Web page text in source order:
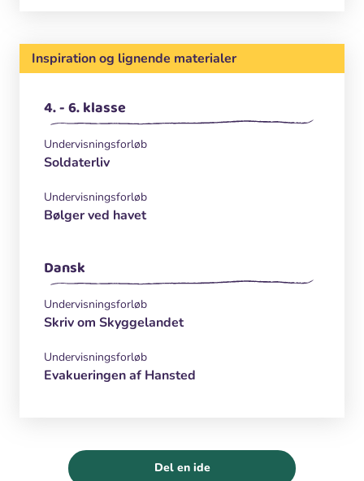
Inspiration og lignende materialer
4. - 6. klasse
Undervisningsforløb
Soldaterliv
Undervisningsforløb
Bølger ved havet
Dansk
Undervisningsforløb
Skriv om Skyggelandet
Undervisningsforløb
Evakueringen af Hansted
Del en ide